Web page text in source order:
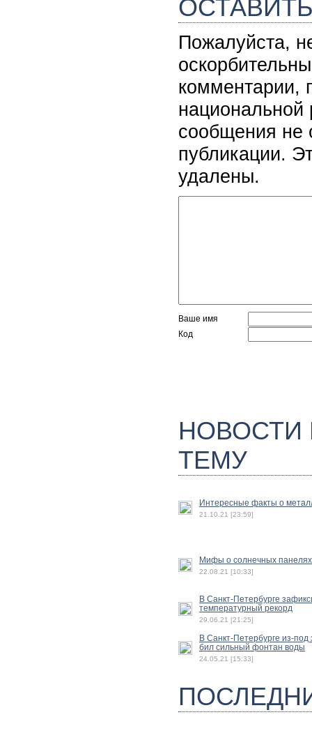
Пожалуйста,
комментарии,
национальной
сообщения не
публикации.
удалены.
Ваше имя
Код
ТЕМУ
Интересные факты о
21.10.21 [23:59]
Мифы о солнечных панелях
22.08.21 [10:33]
В Санкт-Петербурге
температурный рекорд
29.06.21 [21:25]
В Санкт-Петербурге из-под
бил сильный фонтан воды
24.05.21 [15:33]